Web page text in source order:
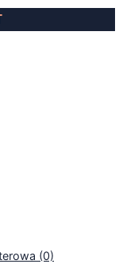
(0)